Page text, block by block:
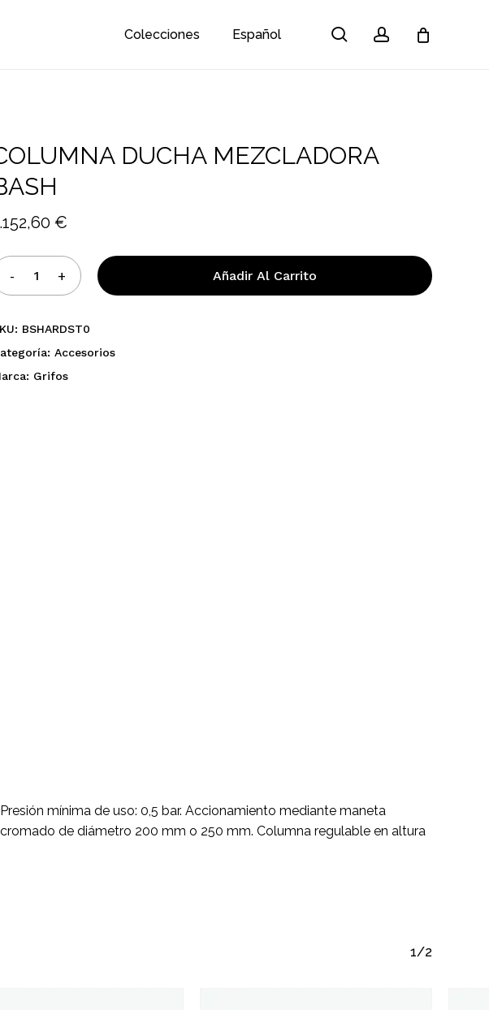
Colecciones Español search account
DUCHA MEZCLADORA
€
Añadir Al Carrito
BSHARDST0
Accesorios
Grifos
mínima de uso: 0,5 bar. Accionamiento mediante maneta
de diámetro 200 mm o 250 mm. Columna regulable en altura
1/2